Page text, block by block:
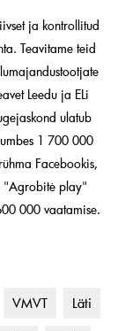
ja kontrollitud
Teavitame teid
Leedu ja ELi
ulatub
1 700 000
Facebookis,
"Agrobitė play"
000 vaatamise.
VMVT Läti